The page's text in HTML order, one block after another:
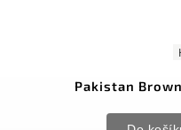
Pakistan